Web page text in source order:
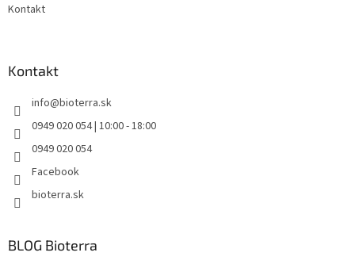
Kontakt
Kontakt
info@bioterra.sk
0949 020 054 | 10:00 - 18:00
0949 020 054
Facebook
bioterra.sk
BLOG Bioterra